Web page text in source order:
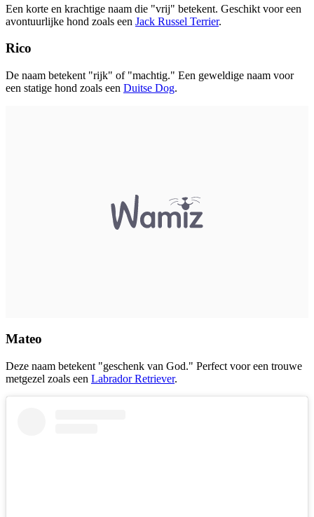
Een korte en krachtige naam die "vrij" betekent. Geschikt voor een
avontuurlijke hond zoals een Jack Russel Terrier.
Rico
De naam betekent "rijk" of "machtig." Een geweldige naam voor
een statige hond zoals een Duitse Dog.
Mateo
Deze naam betekent "geschenk van God." Perfect voor een trouwe
metgezel zoals een Labrador Retriever.